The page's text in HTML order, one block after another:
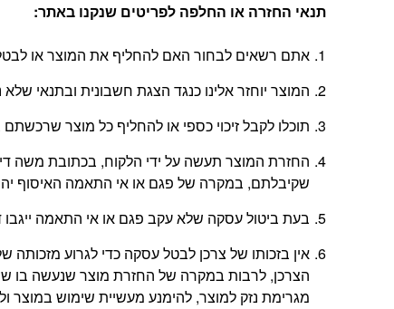
תנאי החזרה או החלפה לפריטים שנקנו באתר:
אתם רשאים לבחור האם להחליף את המוצר או
המוצר יוחזר אלינו כנגד הצגת חשבונית ובתנאי
תוכלו לקבל זיכוי כספי או להחליף כל מוצר שרכשתם באתר בתוך 14 יום החל
שקיבלתם, במקרה של פגם או אי התאמה האיסוף
בעת ביטול עסקה שלא עקב פגם או אי התאמה ייגבו דמי ביטול בשיעור
אין בזכותו של צרכן לבטל עסקה כדי לגרוע
הצרכן, לרבות במקרה של החזרת מוצר שנעשה בו
מגרימת נזק למוצר, להימנע מעשיית שימוש במוצר